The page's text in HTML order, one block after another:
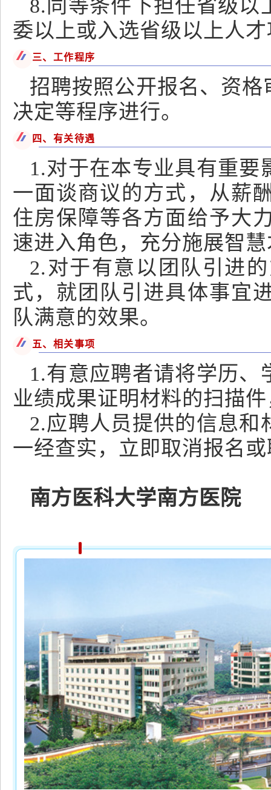
8.同等条件下担任省级以
委以上或入选省级以上人
三、工作程序
招聘按照公开报名、资
决定等程序进行。
四、有关待遇
1.对于在本专业具有重
一面谈商议的方式，从薪
住房保障等各方面给予大
速进入角色，充分施展智
2.对于有意以团队引进
式，就团队引进具体事宜
队满意的效果。
五、相关事项
1.有意应聘者请将学历
业绩成果证明材料的扫描
2.应聘人员提供的信息和
一经查实，立即取消报名
南方医科大学南方医院